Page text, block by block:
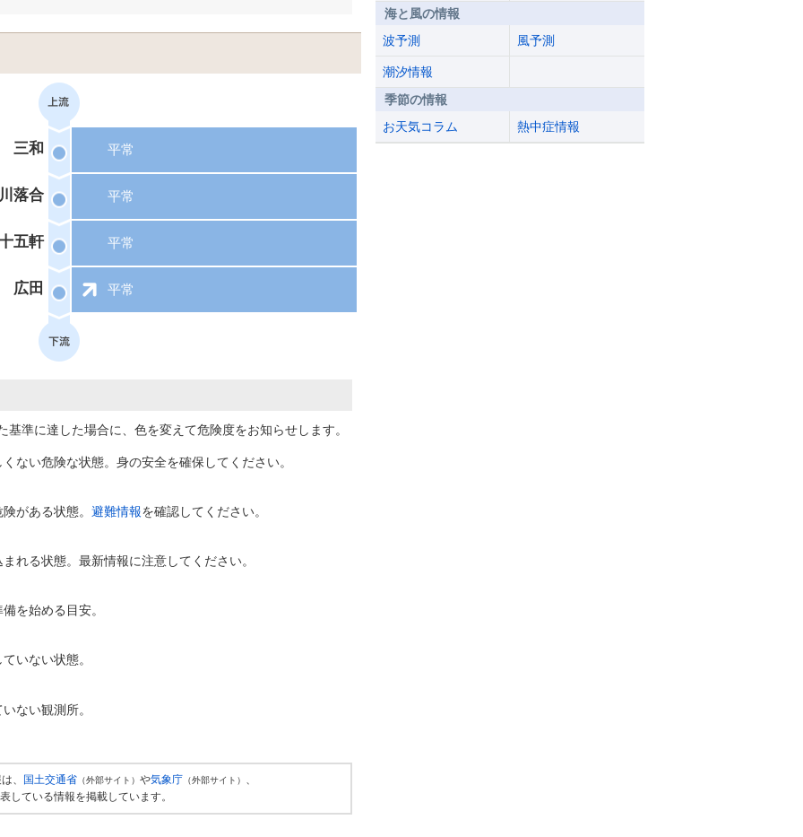
三和 平常
落合 平常
五軒 平常
広田 平常
準に達した場合に、色を変えて危険度をお知らせします。
ない危険な状態。身の安全を確保してください。
がある状態。 避難情報を確認してください。
れる状態。最新情報に注意してください。
を始める目安。
いない状態。
ない観測所。
、 国土交通省 （外部サイト） や気象庁 （外部サイト） 、
している情報を掲載しています。
海と風の情報
波予測
風予測
潮汐情報
季節の情報
お天気コラム
熱中症情報